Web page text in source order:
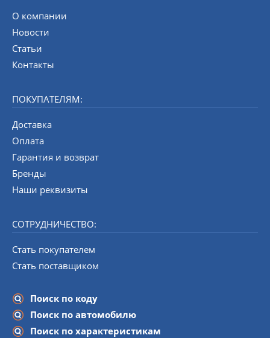
СОТРУДНИЧЕСТВО:
Стать покупателем
Стать поставщиком
Поиск по коду
Поиск по автомобилю
Поиск по характеристикам
О компании
Новости
Статьи
Контакты
ПОКУПАТЕЛЯМ:
Доставка
Оплата
Гарантия и возврат
Бренды
Наши реквизиты